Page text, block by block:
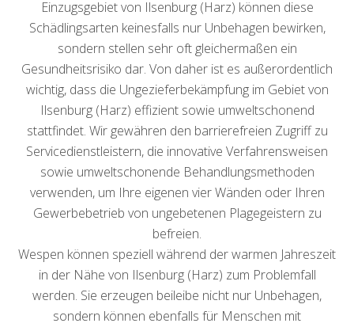
Einzugsgebiet von Ilsenburg (Harz) können diese
Schädlingsarten keinesfalls nur Unbehagen bewirken,
sondern stellen sehr oft gleichermaßen ein
Gesundheitsrisiko dar. Von daher ist es außerordentlich
wichtig, dass die Ungezieferbekämpfung im Gebiet von
Ilsenburg (Harz) effizient sowie umweltschonend
stattfindet. Wir gewähren den barrierefreien Zugriff zu
Servicedienstleistern, die innovative Verfahrensweisen
sowie umweltschonende Behandlungsmethoden
verwenden, um Ihre eigenen vier Wänden oder Ihren
Gewerbebetrieb von ungebetenen Plagegeistern zu
befreien.
Wespen können speziell während der warmen Jahreszeit
in der Nähe von Ilsenburg (Harz) zum Problemfall
werden. Sie erzeugen beileibe nicht nur Unbehagen,
sondern können ebenfalls für Menschen mit